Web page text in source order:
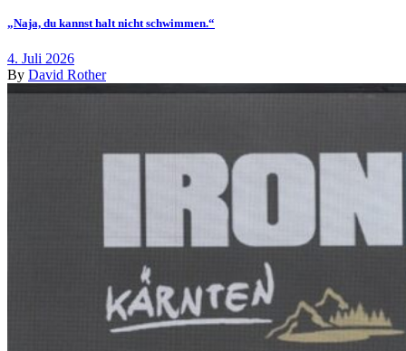
„Naja, du kannst halt nicht schwimmen.“
4. Juli 2026
By David Rother